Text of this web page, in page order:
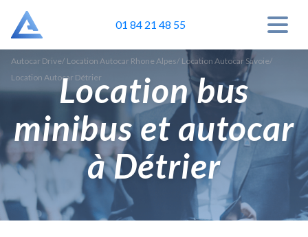
01 84 21 48 55
Autocar Drive/ Location Autocar Rhone Alpes/ Location Autocar Savoie/
Location Autocar DétrierLocation bus
minibus et autocar
à Détrier